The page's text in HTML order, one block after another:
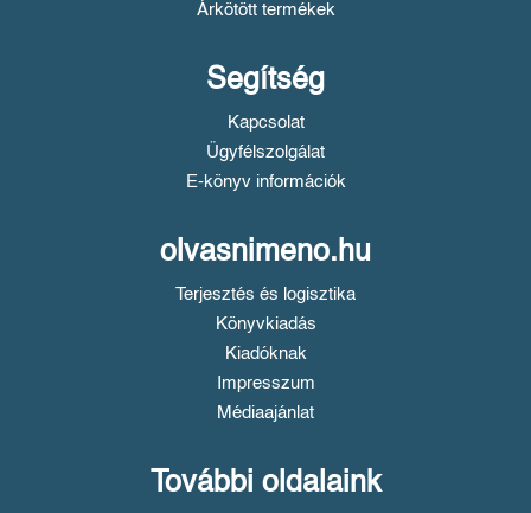
Árkötött termékek
Segítség
Kapcsolat
Ügyfélszolgálat
E-könyv információk
olvasnimeno.hu
Terjesztés és logisztika
Könyvkiadás
Kiadóknak
Impresszum
Médiaajánlat
További oldalaink